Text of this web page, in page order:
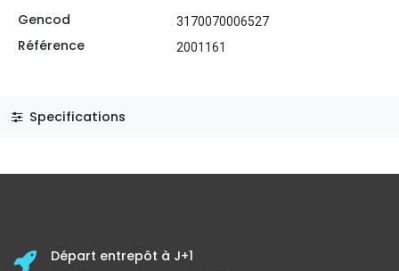
Gencod 3170070006527
Référence 2001161
Specifications
Départ entrepôt à J+1